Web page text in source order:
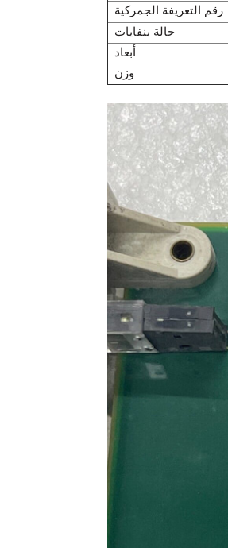
رقم التعريفة الجمركية
حالة بنفايات
أبعاد
وزن